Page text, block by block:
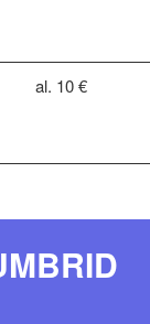
al. 10 €